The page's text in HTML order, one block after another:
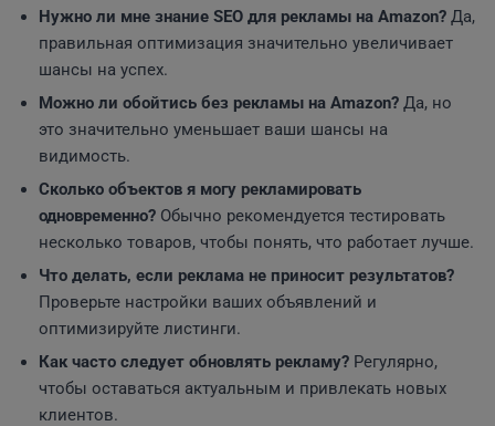
Нужно ли мне знание SEO для рекламы на Amazon? Да,
правильная оптимизация значительно увеличивает
шансы на успех.
Можно ли обойтись без рекламы на Amazon? Да, но
это значительно уменьшает ваши шансы на
видимость.
Сколько объектов я могу рекламировать
одновременно? Обычно рекомендуется тестировать
несколько товаров, чтобы понять, что работает лучше.
Что делать, если реклама не приносит результатов?
Проверьте настройки ваших объявлений и
оптимизируйте листинги.
Как часто следует обновлять рекламу? Регулярно,
чтобы оставаться актуальным и привлекать новых
клиентов.